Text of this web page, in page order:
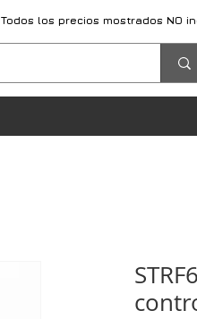
Todos los precios mostrados NO